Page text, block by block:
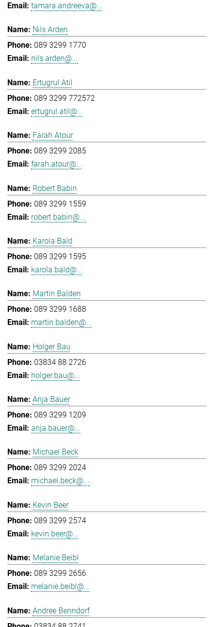
tamara.andreeva@...
Nils Arden
089 3299 1770
nils.arden@...
Ertugrul Atil
089 3299 772572
ertugrul.atil@...
Farah Atour
089 3299 2085
farah.atour@...
Robert Babin
089 3299 1559
robert.babin@...
Karola Bald
089 3299 1595
karola.bald@...
Martin Balden
089 3299 1688
martin.balden@...
Holger Bau
03834 88 2726
holger.bau@...
Anja Bauer
089 3299 1209
anja.bauer@...
Michael Beck
089 3299 2024
michael.beck@...
Kevin Beer
089 3299 2574
kevin.beer@...
Melanie Beibl
089 3299 2656
melanie.beibl@...
Andree Benndorf